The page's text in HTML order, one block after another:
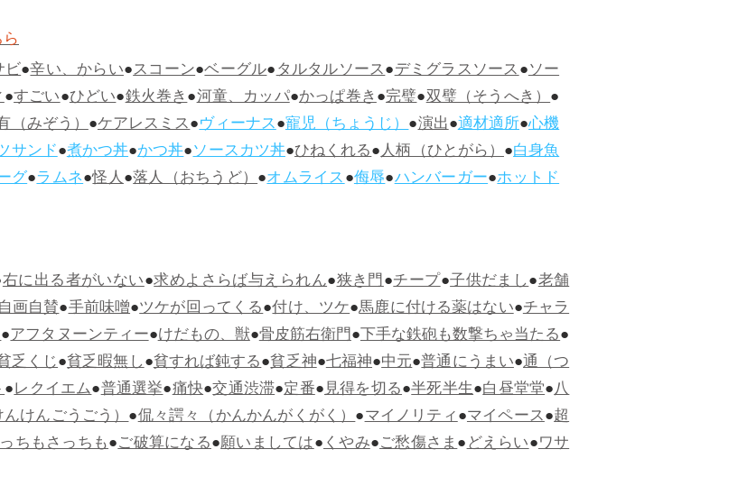
ビ●辛い、からい●スコーン●ベーグル●タルタルソース●デミグラスソース●ソー
●すごい●ひどい●鉄火巻き●河童、カッパ●かっぱ巻き●完璧●双璧（そうへき）●
（みぞう）●ケアレスミス●ヴィーナス●寵児（ちょうじ）●演出●適材適所●心機
サンド●煮かつ丼●かつ丼●ソースカツ丼●ひねくれる●人柄（ひとがら）●白身魚
グ●ラムネ●怪人●落人（おちうど）●オムライス●侮辱●ハンバーガー●ホットド
右に出る者がいない●求めよさらば与えられん●狭き門●チープ●子供だまし●老舗
画自賛●手前味噌●ツケが回ってくる●付け、ツケ●馬鹿に付ける薬はない●チャラ
●アフタヌーンティー●けだもの、獣●骨皮筋右衛門●下手な鉄砲も数撃ちゃ当たる●
乏くじ●貧乏暇無し●貧すれば鈍する●貧乏神●七福神●中元●普通にうまい●通（つ
●レクイエム●普通選挙●痛快●交通渋滞●定番●見得を切る●半死半生●白昼堂堂●八
けんごうごう）●侃々諤々（かんかんがくがく）●マイノリティ●マイペース●超
ちもさっちも●ご破算になる●願いましては●くやみ●ご愁傷さま●どえらい●ワサ